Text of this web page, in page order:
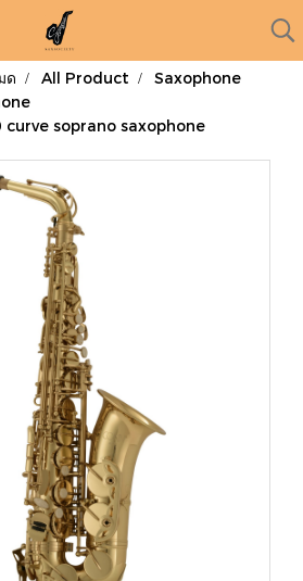
ด All Product
Saxophone
curve soprano saxophone